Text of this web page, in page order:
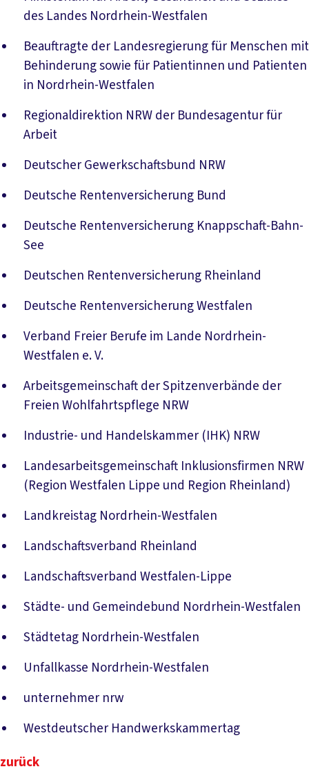
des Landes Nordrhein-Westfalen
Beauftragte der Landesregierung für Menschen mit
Behinderung sowie für Patientinnen und Patienten
in Nordrhein-Westfalen
Regionaldirektion NRW der Bundesagentur für
Arbeit
Deutscher Gewerkschaftsbund NRW
Deutsche Rentenversicherung Bund
Deutsche Rentenversicherung Knappschaft-Bahn-
See
Deutschen Rentenversicherung Rheinland
Deutsche Rentenversicherung Westfalen
Verband Freier Berufe im Lande Nordrhein-
Westfalen e. V.
Arbeitsgemeinschaft der Spitzenverbände der
Freien Wohlfahrtspflege NRW
Industrie- und Handelskammer (IHK) NRW
Landesarbeitsgemeinschaft Inklusionsfirmen NRW
(Region Westfalen Lippe und Region Rheinland)
Landkreistag Nordrhein-Westfalen
Landschaftsverband Rheinland
Landschaftsverband Westfalen-Lippe
Städte- und Gemeindebund Nordrhein-Westfalen
Städtetag Nordrhein-Westfalen
Unfallkasse Nordrhein-Westfalen
unternehmer nrw
Westdeutscher Handwerkskammertag
zurück